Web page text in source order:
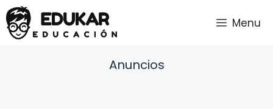
Saltar
al
contenido
Menu
Anuncios